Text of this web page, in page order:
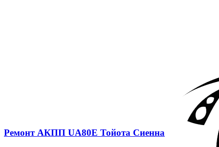
Ремонт АКПП UA80E Тойота Сиенна